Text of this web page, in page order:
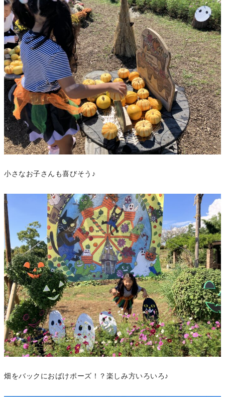
小さなお子さんも喜びそう♪
畑をバックにおばけポーズ！？楽しみ方いろいろ♪